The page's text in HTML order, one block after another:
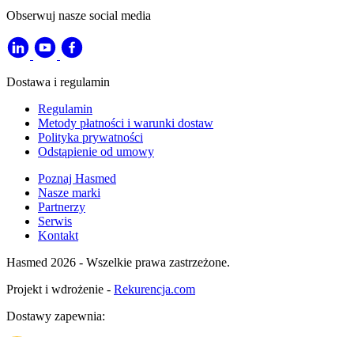
Obserwuj nasze social media
Dostawa i regulamin
Regulamin
Metody płatności i warunki dostaw
Polityka prywatności
Odstąpienie od umowy
Poznaj Hasmed
Nasze marki
Partnerzy
Serwis
Kontakt
Hasmed 2026 - Wszelkie prawa zastrzeżone.
Projekt i wdrożenie - Rekurencja.com
Dostawy zapewnia: